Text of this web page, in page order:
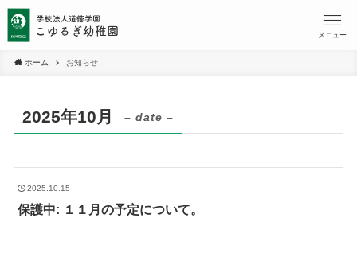
メニュー
ホーム お知らせ
2025年10月 – date –
2025.10.15
保護中: １１月の予定について。